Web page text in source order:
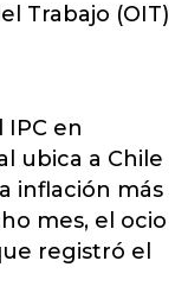
Trabajo (OIT)
IPC en
ubica a Chile
inflación más
mes, el ocio
registró el